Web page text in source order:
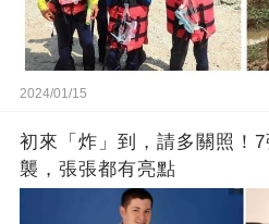
2024/01/15
初來「炸」到，請多關照！
襲，張張都有亮點